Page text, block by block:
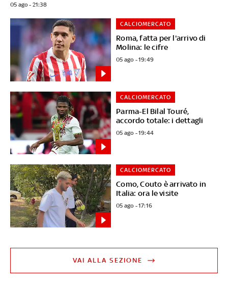
05 ago - 21:38
Roma, fatta per l'arrivo di
Molina: le cifre
CALCIOMERCATO
05 ago - 19:49
Parma-El Bilal Touré,
accordo totale: i dettagli
CALCIOMERCATO
05 ago - 19:44
Como, Couto è arrivato in
Italia: ora le visite
CALCIOMERCATO
05 ago - 17:16
VAI ALLA SEZIONE